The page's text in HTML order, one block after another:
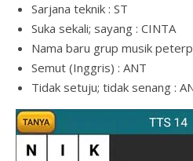
Sarjana teknik : ST
Suka sekali; sayang : CINTA
Nama baru grup musik
Semut (Inggris) : ANT
Tidak setuju; tidak senang :